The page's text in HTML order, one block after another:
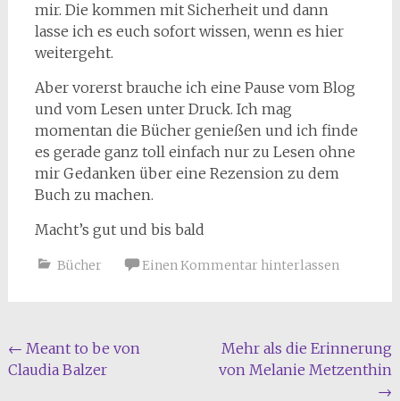
mir. Die kommen mit Sicherheit und dann
lasse ich es euch sofort wissen, wenn es hier
weitergeht.
Aber vorerst brauche ich eine Pause vom Blog
und vom Lesen unter Druck. Ich mag
momentan die Bücher genießen und ich finde
es gerade ganz toll einfach nur zu Lesen ohne
mir Gedanken über eine Rezension zu dem
Buch zu machen.
Macht’s gut und bis bald
Bücher Einen Kommentar hinterlassen
Beitragsnavigation
← Meant to be von
Claudia Balzer
Mehr als die Erinnerung
von Melanie Metzenthin
→